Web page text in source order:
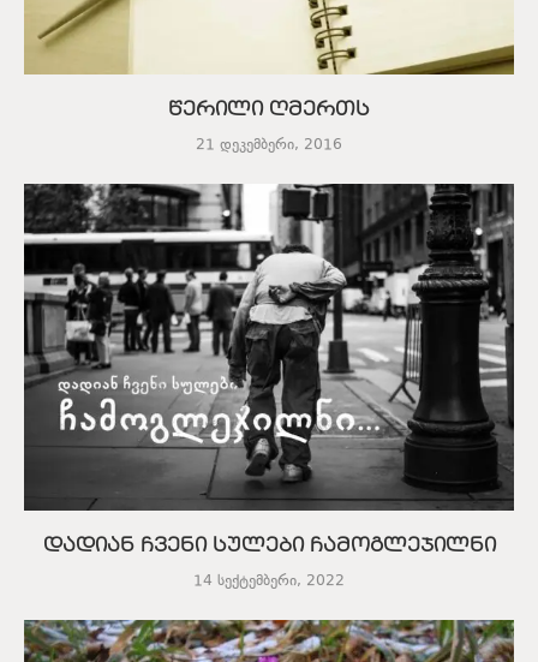
წერილი ღმერთს
21 დეკემბერი, 2016
დადიან ჩვენი სულები ჩამოგლეჯილნი
14 სექტემბერი, 2022